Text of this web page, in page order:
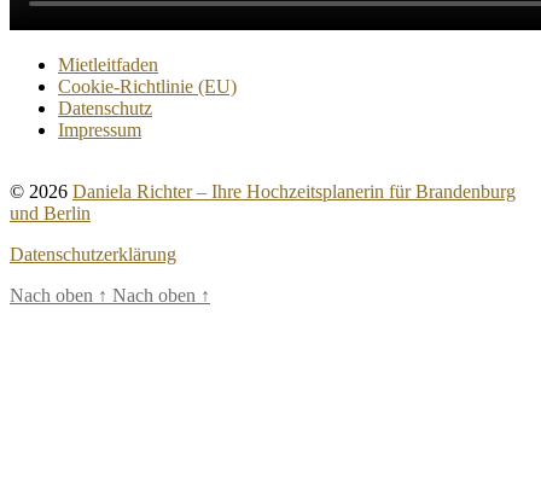
Mietleitfaden
Cookie-Richtlinie (EU)
Datenschutz
Impressum
© 2026 Daniela Richter – Ihre Hochzeitsplanerin für Brandenburg
und Berlin
Datenschutzerklärung
Nach oben ↑ Nach oben ↑